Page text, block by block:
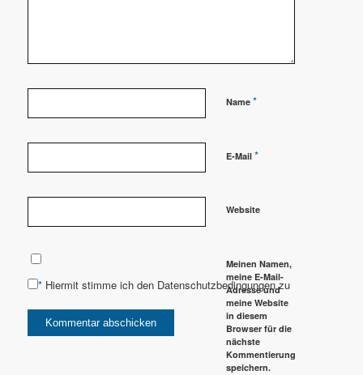
Name *
E-Mail *
Website
Meinen Namen,
meine E-Mail-
Adresse und
meine Website
in diesem
Browser für die
nächste
Kommentierung
speichern.
*Hiermit stimme ich den Datenschutzbedingungen zu